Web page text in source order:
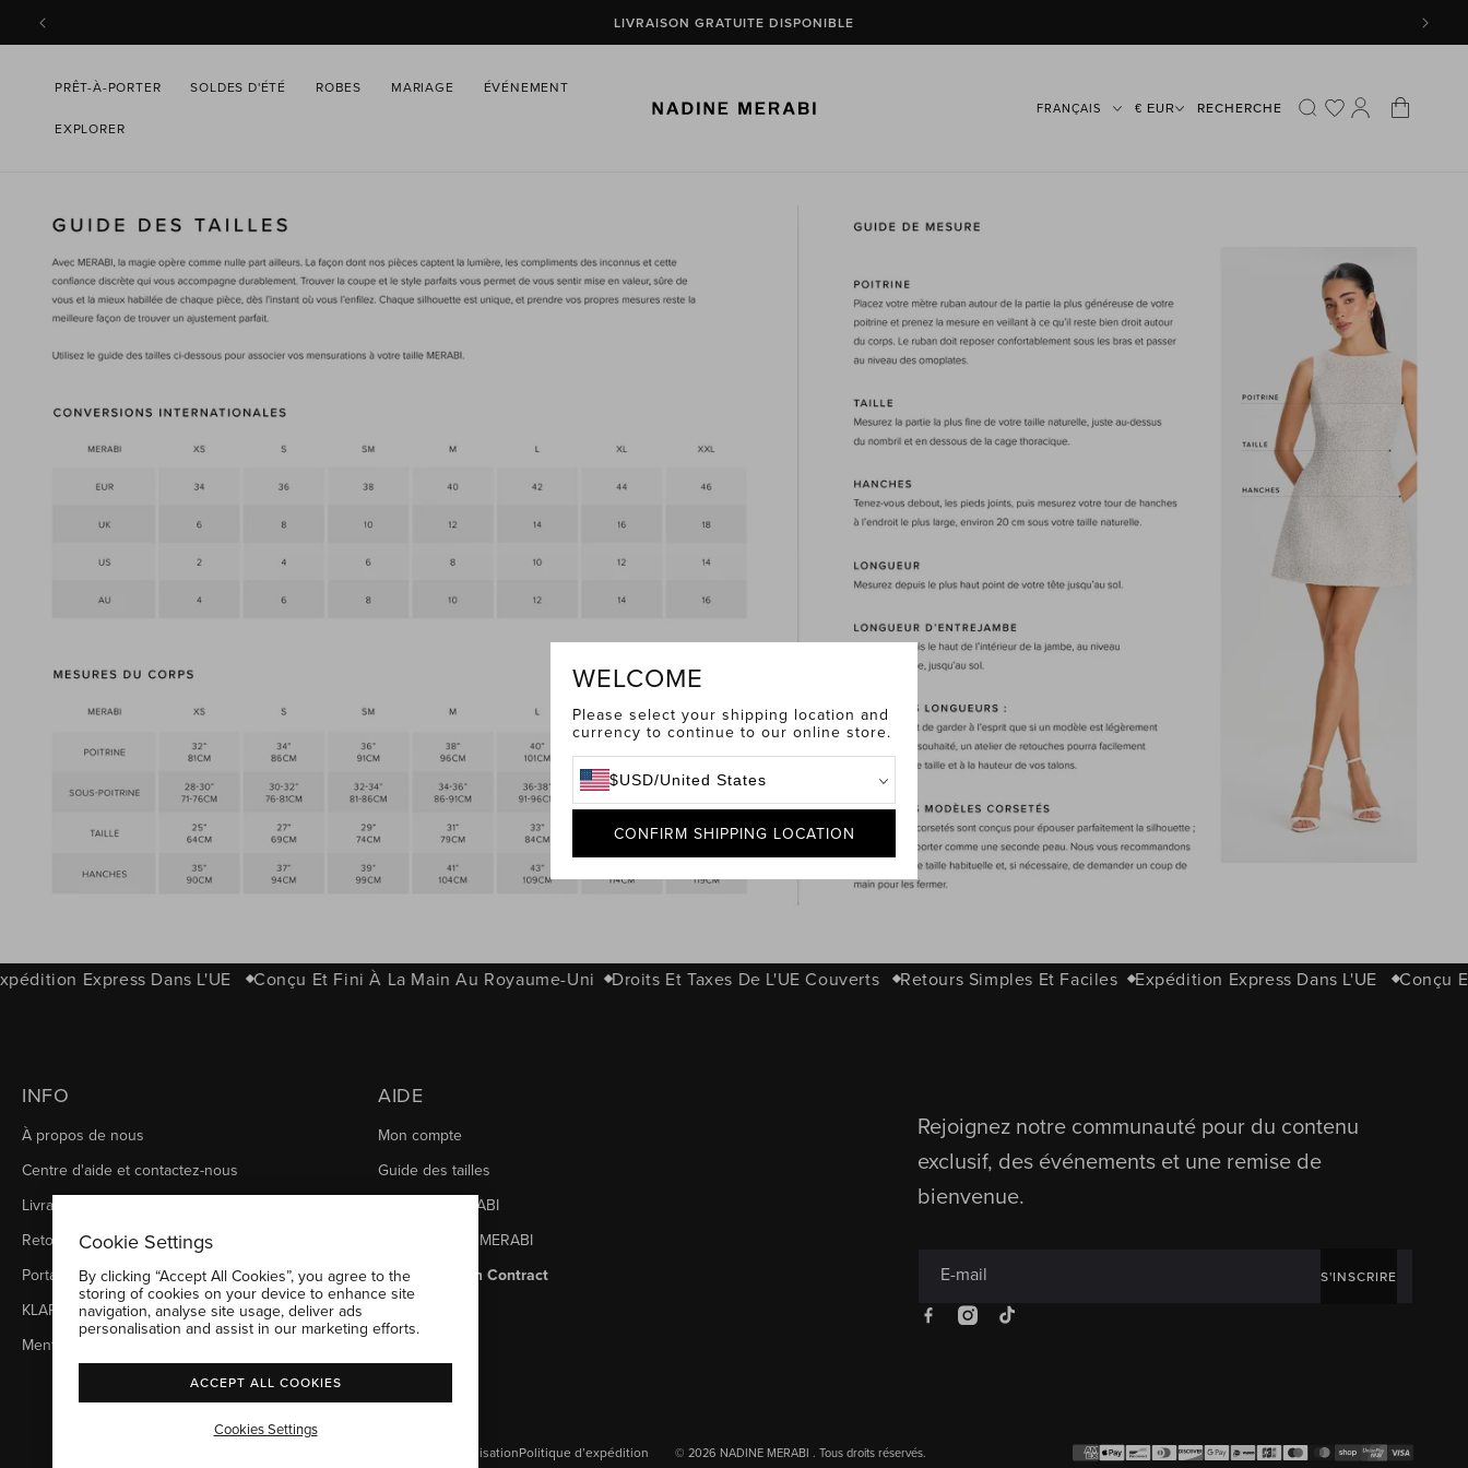
CONTENU
DÉCOUVREZ NOS BEST-SELLERS
PRÊT-À-PORTER SOLDES D'ÉTÉ ROBES MARIAGE ÉVÉNEMENT
EXPLORER
€ EUR RECHERCHE Connexion
Panier
Express Dans L'UE Conçu Et Fini À La Main Au Royaume-Uni Droits Et Taxes De L'UE Couverts Retours Simples Et Faciles Expédition Express Dans L'UE Conçu
INFO
À propos de nous
Centre d'aide et contactez-nous
Livraison
Retours
Portail des retours
KLARNA
Mentions Légales
AIDE
Mon compte
Guide des tailles
Magasins MERABI
Récompenses MERABI
Withdraw from Contract
Rejoignez notre communauté pour du contenu
exclusif, des événements et une remise de
bienvenue.
E-mail S'INSCRIRE
FacebookInstagram
TikTok
© 2026 NADINE MERABI . Tous droits réservés.
Conditions d’utilisationPolitique d’expédition Moyens
WELCOME
Please select your shipping location and
currency to continue to our online store.
$USD/United States
CONFIRM SHIPPING LOCATION
Cookie Settings
By clicking “Accept All Cookies”, you agree to the
storing of cookies on your device to enhance site
navigation, analyse site usage, deliver ads
personalisation and assist in our marketing efforts.
ACCEPT ALL COOKIES
Cookies Settings